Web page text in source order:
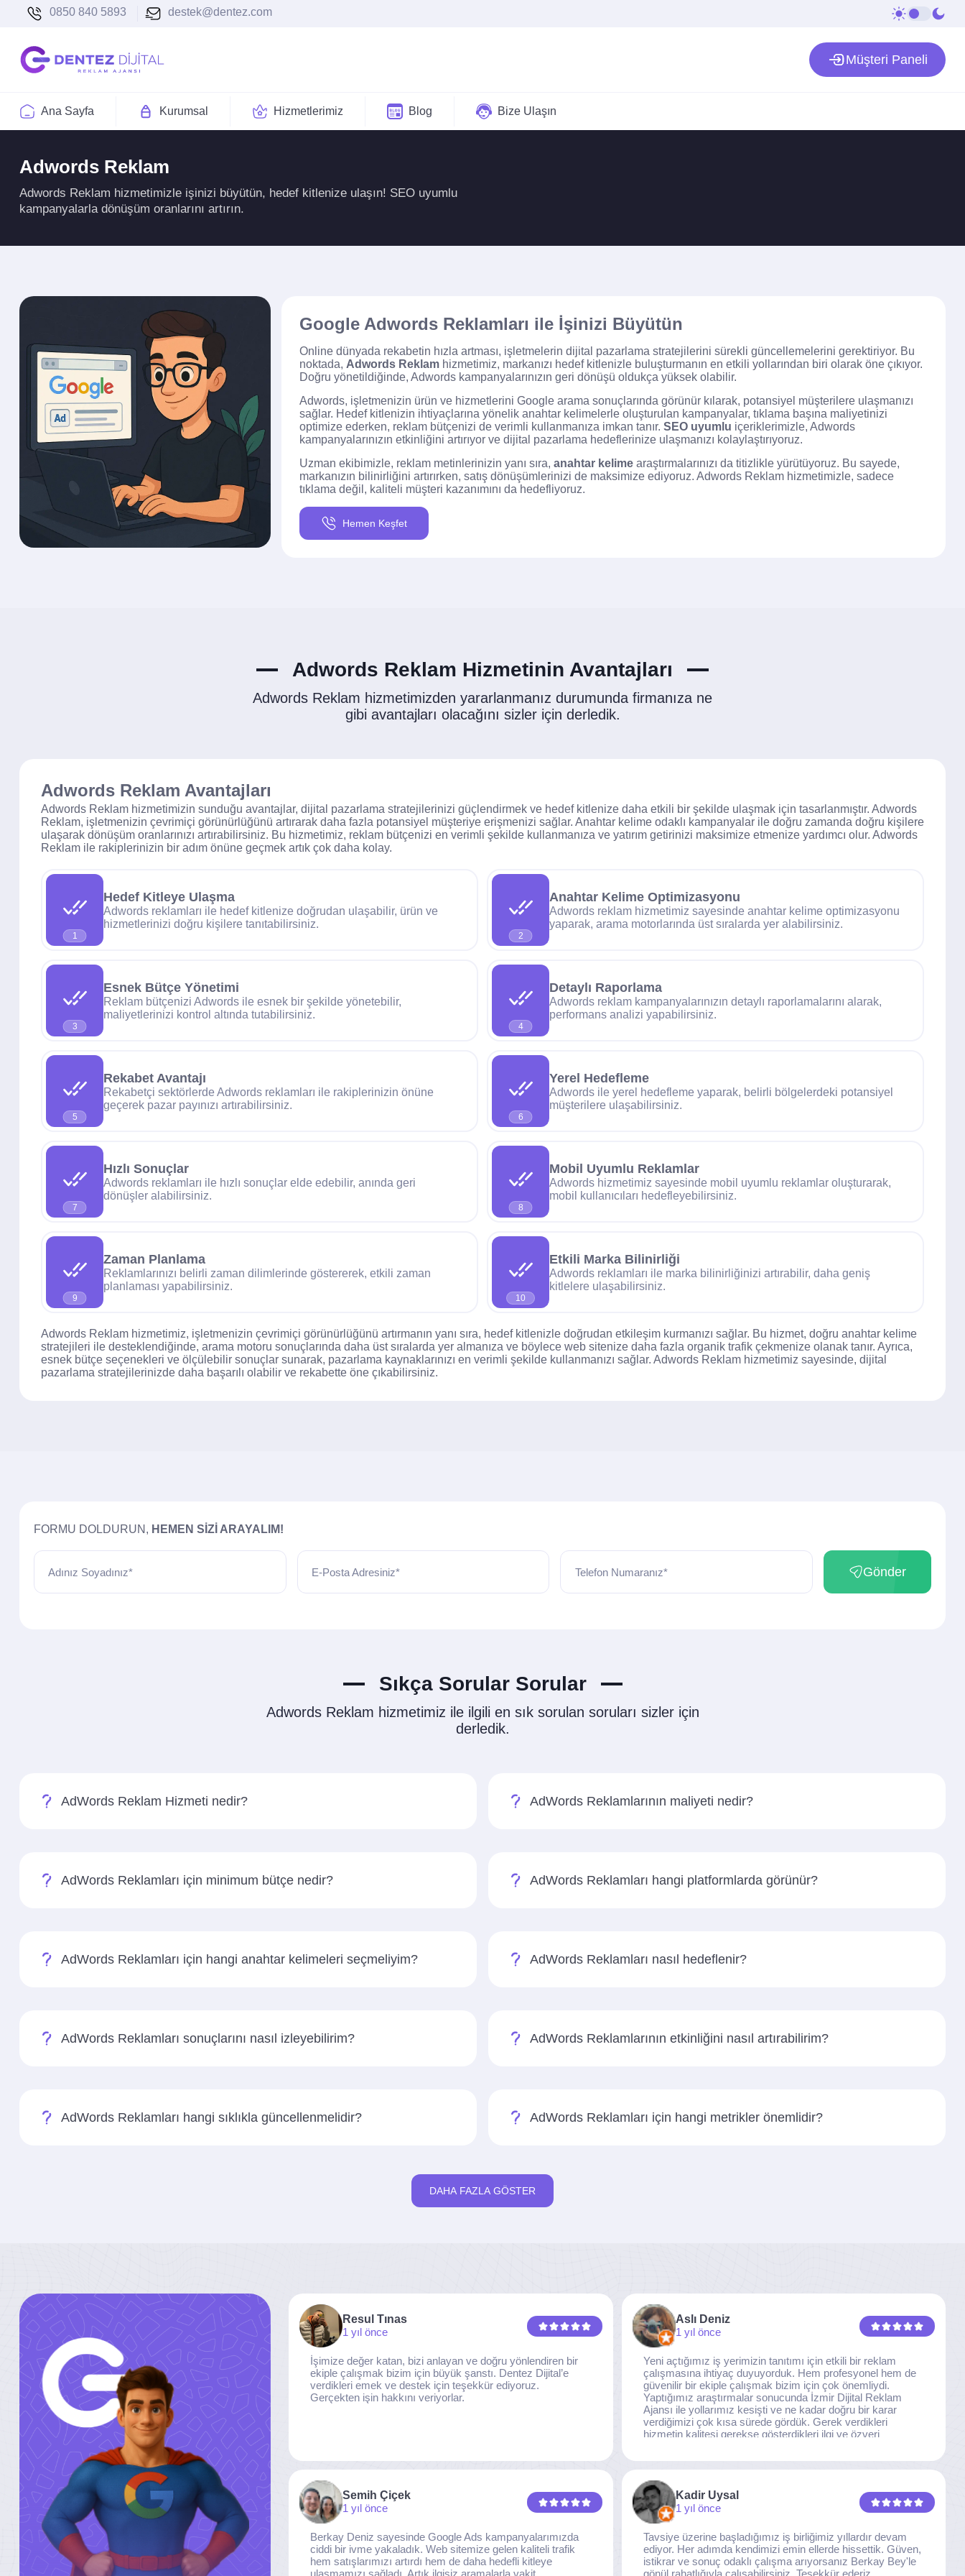
0850 840 5893 destek@dentez.com
Müşteri Paneli
Ana Sayfa Kurumsal Hizmetlerimiz Blog Bize Ulaşın
Adwords Reklam
Adwords Reklam hizmetimizle işinizi büyütün, hedef kitlenize ulaşın! SEO uyumlu
kampanyalarla dönüşüm oranlarını artırın.
Google Adwords Reklamları ile İşinizi Büyütün
Online dünyada rekabetin hızla artması, işletmelerin dijital pazarlama stratejilerini sürekli güncellemelerini gerektiriyor. Bu
noktada, Adwords Reklam hizmetimiz, markanızı hedef kitlenizle buluşturmanın en etkili yollarından biri olarak öne çıkıyor.
Doğru yönetildiğinde, Adwords kampanyalarınızın geri dönüşü oldukça yüksek olabilir.
Adwords, işletmenizin ürün ve hizmetlerini Google arama sonuçlarında görünür kılarak, potansiyel müşterilere ulaşmanızı
sağlar. Hedef kitlenizin ihtiyaçlarına yönelik anahtar kelimelerle oluşturulan kampanyalar, tıklama başına maliyetinizi
optimize ederken, reklam bütçenizi de verimli kullanmanıza imkan tanır. SEO uyumlu içeriklerimizle, Adwords
kampanyalarınızın etkinliğini artırıyor ve dijital pazarlama hedeflerinize ulaşmanızı kolaylaştırıyoruz.
Uzman ekibimizle, reklam metinlerinizin yanı sıra, anahtar kelime araştırmalarınızı da titizlikle yürütüyoruz. Bu sayede,
markanızın bilinirliğini artırırken, satış dönüşümlerinizi de maksimize ediyoruz. Adwords Reklam hizmetimizle, sadece
tıklama değil, kaliteli müşteri kazanımını da hedefliyoruz.
Hemen Keşfet
Adwords Reklam Hizmetinin Avantajları
Adwords Reklam hizmetimizden yararlanmanız durumunda firmanıza ne
gibi avantajları olacağını sizler için derledik.
Adwords Reklam Avantajları
Adwords Reklam hizmetimizin sunduğu avantajlar, dijital pazarlama stratejilerinizi güçlendirmek ve hedef kitlenize daha etkili bir şekilde ulaşmak için tasarlanmıştır. Adwords
Reklam, işletmenizin çevrimiçi görünürlüğünü artırarak daha fazla potansiyel müşteriye erişmenizi sağlar. Anahtar kelime odaklı kampanyalar ile doğru zamanda doğru kişilere
ulaşarak dönüşüm oranlarınızı artırabilirsiniz. Bu hizmetimiz, reklam bütçenizi en verimli şekilde kullanmanıza ve yatırım getirinizi maksimize etmenize yardımcı olur. Adwords
Reklam ile rakiplerinizin bir adım önüne geçmek artık çok daha kolay.
1
Hedef Kitleye Ulaşma
Adwords reklamları ile hedef kitlenize doğrudan ulaşabilir, ürün ve
hizmetlerinizi doğru kişilere tanıtabilirsiniz.
2
Anahtar Kelime Optimizasyonu
Adwords reklam hizmetimiz sayesinde anahtar kelime optimizasyonu
yaparak, arama motorlarında üst sıralarda yer alabilirsiniz.
3
Esnek Bütçe Yönetimi
Reklam bütçenizi Adwords ile esnek bir şekilde yönetebilir,
maliyetlerinizi kontrol altında tutabilirsiniz.
4
Detaylı Raporlama
Adwords reklam kampanyalarınızın detaylı raporlamalarını alarak,
performans analizi yapabilirsiniz.
5
Rekabet Avantajı
Rekabetçi sektörlerde Adwords reklamları ile rakiplerinizin önüne
geçerek pazar payınızı artırabilirsiniz.
6
Yerel Hedefleme
Adwords ile yerel hedefleme yaparak, belirli bölgelerdeki potansiyel
müşterilere ulaşabilirsiniz.
7
Hızlı Sonuçlar
Adwords reklamları ile hızlı sonuçlar elde edebilir, anında geri
dönüşler alabilirsiniz.
8
Mobil Uyumlu Reklamlar
Adwords hizmetimiz sayesinde mobil uyumlu reklamlar oluşturarak,
mobil kullanıcıları hedefleyebilirsiniz.
9
Zaman Planlama
Reklamlarınızı belirli zaman dilimlerinde göstererek, etkili zaman
planlaması yapabilirsiniz.
10
Etkili Marka Bilinirliği
Adwords reklamları ile marka bilinirliğinizi artırabilir, daha geniş
kitlelere ulaşabilirsiniz.
Adwords Reklam hizmetimiz, işletmenizin çevrimiçi görünürlüğünü artırmanın yanı sıra, hedef kitlenizle doğrudan etkileşim kurmanızı sağlar. Bu hizmet, doğru anahtar kelime
stratejileri ile desteklendiğinde, arama motoru sonuçlarında daha üst sıralarda yer almanıza ve böylece web sitenize daha fazla organik trafik çekmenize olanak tanır. Ayrıca,
esnek bütçe seçenekleri ve ölçülebilir sonuçlar sunarak, pazarlama kaynaklarınızı en verimli şekilde kullanmanızı sağlar. Adwords Reklam hizmetimiz sayesinde, dijital
pazarlama stratejilerinizde daha başarılı olabilir ve rekabette öne çıkabilirsiniz.
FORMU DOLDURUN, HEMEN SIZI ARAYALIM!
Adınız Soyadınız* E-Posta Adresiniz* Telefon Numaranız* Gönder
Sıkça Sorular Sorular
Adwords Reklam hizmetimiz ile ilgili en sık sorulan soruları sizler için
derledik.
AdWords Reklam Hizmeti nedir? AdWords Reklamlarının maliyeti nedir?
AdWords Reklamları için minimum bütçe nedir? AdWords Reklamları hangi platformlarda görünür?
AdWords Reklamları için hangi anahtar kelimeleri seçmeliyim? AdWords Reklamları nasıl hedeflenir?
AdWords Reklamları sonuçlarını nasıl izleyebilirim? AdWords Reklamlarının etkinliğini nasıl artırabilirim?
AdWords Reklamları hangi sıklıkla güncellenmelidir? AdWords Reklamları için hangi metrikler önemlidir?
DAHA FAZLA GÖSTER
Resul Tınas
1 yıl önce
İşimize değer katan, bizi anlayan ve doğru yönlendiren bir
ekiple çalışmak bizim için büyük şanstı. Dentez Dijital’e
verdikleri emek ve destek için teşekkür ediyoruz.
Gerçekten işin hakkını veriyorlar.
Aslı Deniz
1 yıl önce
Yeni açtığımız iş yerimizin tanıtımı için etkili bir reklam
çalışmasına ihtiyaç duyuyorduk. Hem profesyonel hem de
güvenilir bir ekiple çalışmak bizim için çok önemliydi.
Yaptığımız araştırmalar sonucunda İzmir Dijital Reklam
Ajansı ile yollarımız kesişti ve ne kadar doğru bir karar
verdiğimizi çok kısa sürede gördük. Gerek verdikleri
hizmetin kalitesi gerekse gösterdikleri ilgi ve özveri
Kaliteden asla taviz vermeyen, her detaya özen gösteren
İzmir Dijital Reklam Ajansı ekibine gönülden teşekkür
ederiz.
Semih Çiçek
1 yıl önce
Berkay Deniz sayesinde Google Ads kampanyalarımızda
ciddi bir ivme yakaladık. Web sitemize gelen kaliteli trafik
hem satışlarımızı artırdı hem de daha hedefli kitleye
Kadir Uysal
1 yıl önce
Tavsiye üzerine başladığımız iş birliğimiz yıllardır devam
ediyor. Her adımda kendimizi emin ellerde hissettik. Güven,
istikrar ve sonuç odaklı çalışma arıyorsanız Berkay Bey'le